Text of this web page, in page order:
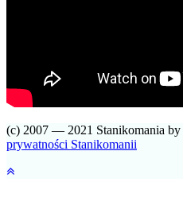
(c) 2007 — 2021 Stanikomania by
prywatności Stanikomanii